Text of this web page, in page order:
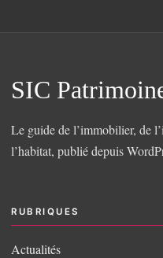
SIC
Le guide de l’immobilier, de
l’habitat, publié depuis
RUBRIQUES
Actualités